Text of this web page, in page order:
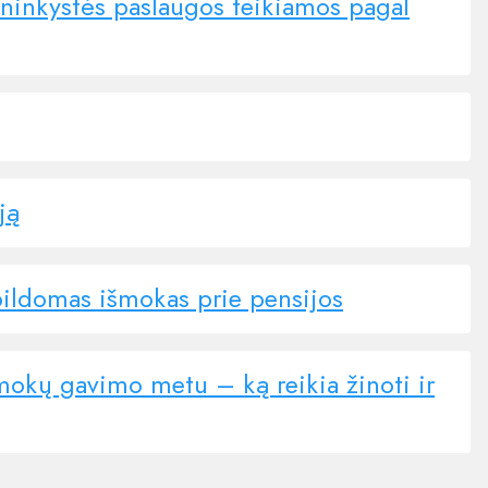
išmokas prie pensijos
gavimo metu – ką reikia žinoti ir